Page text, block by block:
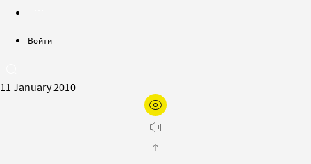
Войти
11 January 2010